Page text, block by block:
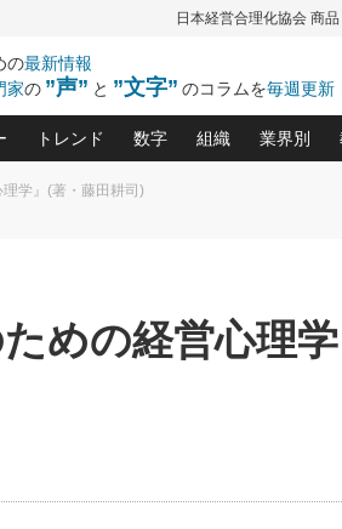
日本経営合理化協会 商
の最新情報
家の ”声” と ”文字” のコラムを毎週更新
日号）
経営」の極意
オジャパンの成功要因と
動向(204)
決めておきたい、知っておきたい、やっ
ル・F・グジバチの『経営戦略の新常識』
たにお願いしたいと思われる「一流の仕
トレンド
北村森の「今月のヒット商品」(109)
数字
おカネが残る決算書に
会社を守り抜くための緊
強い決算書の会社はココ
組織
職場の生産性を
賃金決定の定石
顧客・社員・社
業界別
大久保一
柿内幸夫
学』(著・藤田耕司)
めの経営心理学